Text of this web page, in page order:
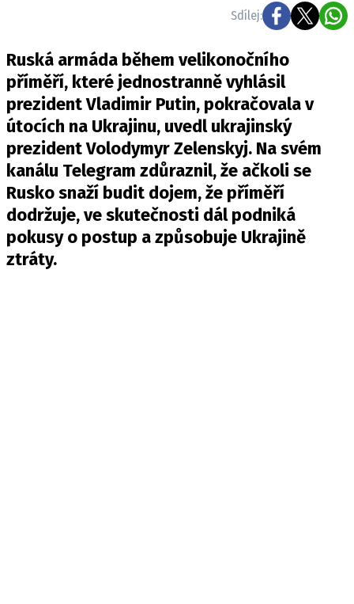
Sdílej:
Ruská armáda během velikonočního
příměří, které jednostranně vyhlásil
prezident Vladimir Putin, pokračovala v
útocích na Ukrajinu, uvedlukrajinský
prezident Volodymyr Zelenskyj. Na svém
kanálu Telegram zdůraznil, že ačkoli se
Rusko snaží budit dojem, že příměří
dodržuje, ve skutečnosti dál podniká
pokusy o postup a způsobuje Ukrajině
ztráty.